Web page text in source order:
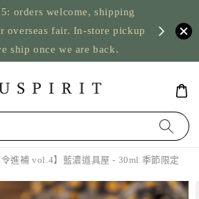
orders welcome, shipping
overseas fair. In-store pickup
ship once we are back.
US
進補 vol.4】藍濃道具屋 - 30ml 季節限定